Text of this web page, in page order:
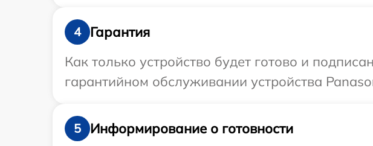
4
Гарантия
Как только устройство будет готово и
гарантийном обслуживании устройства
5
Информирование о готовности